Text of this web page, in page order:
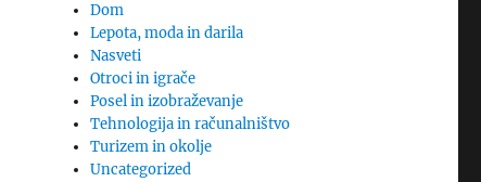
Dom
Lepota, moda in darila
Nasveti
Otroci in igrače
Posel in izobraževanje
Tehnologija in računalništvo
Turizem in okolje
Uncategorized